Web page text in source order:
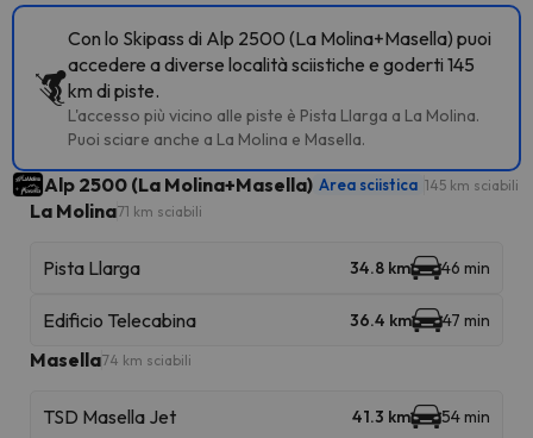
Con lo Skipass di Alp 2500 (La Molina+Masella) puoi
accedere a diverse località sciistiche e goderti 145
km di piste.
L'accesso più vicino alle piste è Pista Llarga a La Molina.
Puoi sciare anche a La Molina e Masella.
Alp 2500 (La Molina+Masella) Area sciistica 145 km sciabili
La Molina71 km sciabili
Pista Llarga 34.8 km 46 min
Edificio Telecabina 36.4 km 47 min
Masella74 km sciabili
TSD Masella Jet 41.3 km 54 min